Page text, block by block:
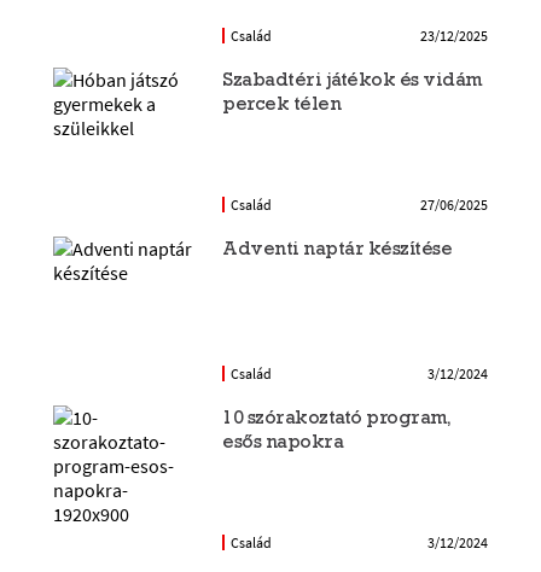
Család 23/12/2025
Szabadtéri játékok és vidám
percek télen
Család 27/06/2025
Adventi naptár készítése
Család 3/12/2024
10 szórakoztató program,
esős napokra
Család 3/12/2024